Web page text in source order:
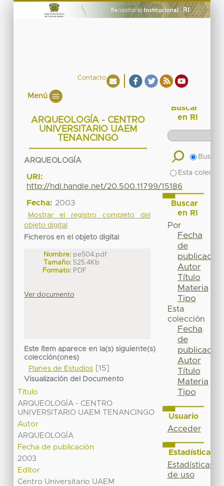
Contacto
Menú
ARQUEOLOGÍA - CENTRO
UNIVERSITARIO UAEM
TENANCINGO
ARQUEOLOGÍA
URI:
http://hdl.handle.net/20.500.11799/15186
Fecha: 2003
Mostrar el registro completo del
objeto digital
Ficheros en el objeto digital
Nombre: pe504.pdf
Tamaño: 525.4Kb
Formato: PDF
Ver documento
Este ítem aparece en la(s) siguiente(s)
colección(ones)
Planes de Estudios[15]
Visualización del Documento
Título
ARQUEOLOGÍA - CENTRO
UNIVERSITARIO UAEM TENANCINGO
Autor
ARQUEOLOGÍA
Fecha de publicación
2003
Editor
Centro Universitario UAEM
Buscar
en RI
Buscar
Esta
Buscar
en RI
Por
Fecha
de
publicación
Autor
Título
Materia
Tipo
Esta
colección
Fecha
de
publicación
Autor
Título
Materia
Tipo
Usuario
Acceder
Estadísticas
Estadísticas
de uso